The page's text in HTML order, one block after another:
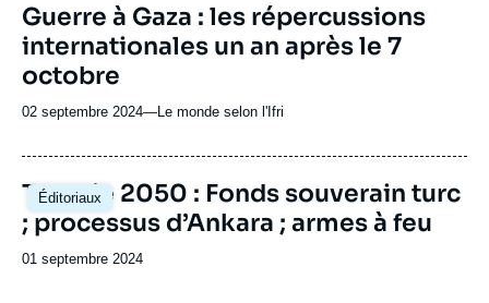
URL
de
Spotify
Guerre à Gaza : les répercussions
internationales un an après le 7
octobre
02 septembre 2024—Nom
journal,
ou
émission
Le monde selon l'Ifri
Éditoriaux
Image
principale
Turquie 2050 : Fonds souverain turc
; processus d’Ankara ; armes à feu
Date
01 septembre 2024